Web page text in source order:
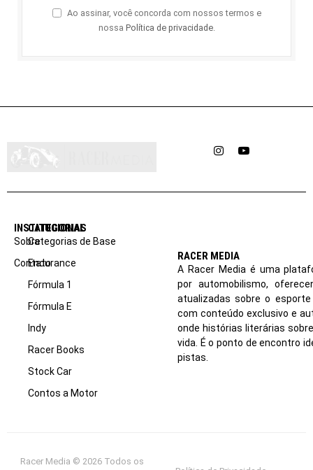
Ao assinar, você concorda com nossos termos e
nossa Política de privacidade.
InstagramYouTube
INSTITUCIONAL
Sobre
Contato
CATEGORIAS
Categorias de Base
Endurance
Fórmula 1
Fórmula E
Indy
Racer Books
Stock Car
Contos a Motor
RACER MEDIA
A Racer Media é uma
por automobilismo,
atualizadas sobre o
com conteúdo exclusivo e
onde histórias literárias
vida. É o ponto de encontro
pistas.
Racer Media © 2026 Todos os